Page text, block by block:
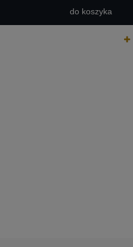
do koszyka